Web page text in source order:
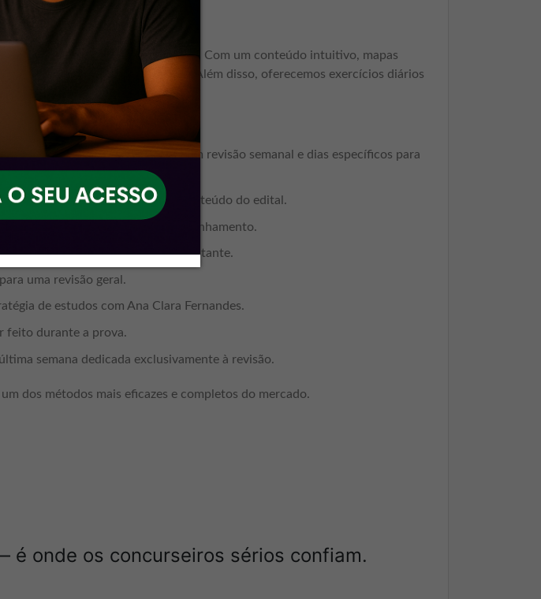
para tirar 10 na segunda fase. Com um conteúdo intuitivo, mapas
saberá onde e como melhorar. Além disso, oferecemos exercícios diários
até 85% de aprovação.
organiza sua rotina de estudos com revisão semanal e dias específicos para
qualidade, cobrindo todo o conteúdo do edital.
para facilitar o acompanhamento.
estudos, ajudando na prática constante.
uma revisão geral.
de estudos com Ana Clara Fernandes.
feito durante a prova.
semana dedicada exclusivamente à revisão.
dos métodos mais eficazes e completos do mercado.
é onde os concurseiros sérios confiam.